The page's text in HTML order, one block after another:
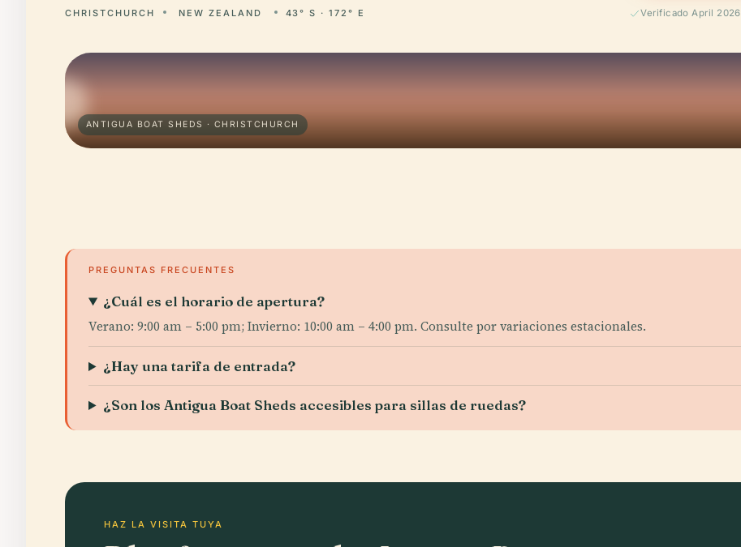
CHRISTCHURCH NEW ZEALAND 43° S · 172° E Verificado April 2026
ANTIGUA BOAT SHEDS · CHRISTCHURCH
PREGUNTAS FRECUENTES
¿Cuál es el horario de apertura?
Verano: 9:00 am – 5:00 pm; Invierno: 10:00 am – 4:00 pm. Consulte por variaciones estacionales.
¿Hay una tarifa de entrada?
¿Son los Antigua Boat Sheds accesibles para sillas de ruedas?
HAZ LA VISITA TUYA